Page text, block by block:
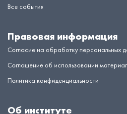
Все события
Правовая информация
Согласие на обработку персональных
Соглашение об использовании
Политика конфиденциальности
Об институте